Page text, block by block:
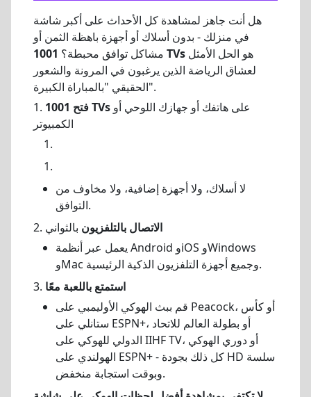
هل أنت جاهز لمشاهدة كل الأحداث على أكبر شاشة
في منزلك - بدون أسلاك أو أجهزة باهظة الثمن أو
مشاكل توافق محبطة؟ 1001 TVs
لعشاق الرياضة الذين يرغبون في المرونة والشعور
الحقيقي "بالمباراة الكبيرة".
1.
فتح 1001 TVs
الكمبيوتر
لا أسلاك، ولا أجهزة إضافية، ولا مخاوف من
التوافق.
2.
الاتصال بالتلفزيون بالثواني
يعمل عبر أنظمة Android وiOS وWindows
وMac وجميع أجهزة التلفزيون الذكية الرئيسية.
3. استمتع باللعبة معًا
قم ببث الهوكي الأوليمبي على Peacock، أو كأس
ستانلي على ESPN+، أو بطولة العالم للاتحاد
الدولي للهوكي على IIHF TV، أو دوري الهوكي
الهولندي على ESPN+ - كل ذلك بجودة HD سلسة
وبوقت استجابة منخفض.